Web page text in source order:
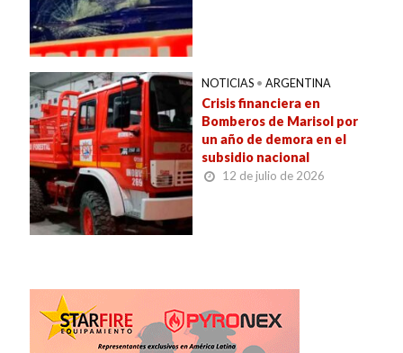
NOTICIAS • ARGENTINA
Crisis financiera en
Bomberos de Marisol por
un año de demora en el
subsidio nacional
12 de julio de 2026